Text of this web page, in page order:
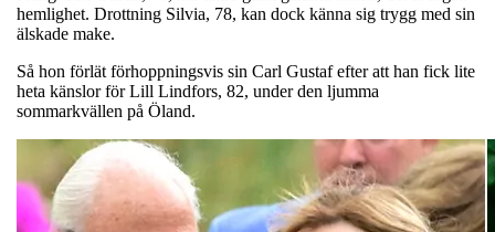
hemlighet. Drottning Silvia, 78, kan dock känna sig trygg med sin
älskade make.
Så hon förlät förhoppningsvis sin Carl Gustaf efter att han fick lite
heta känslor för Lill Lindfors, 82, under den ljumma
sommarkvällen på Öland.